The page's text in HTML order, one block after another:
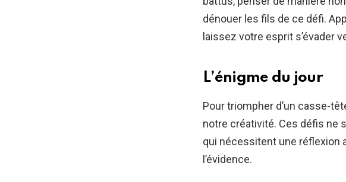
dénouer les fils de ce défi.
laissez votre esprit s’évader
L’énigme du jour
Pour triompher d’un casse-
notre créativité. Ces défis ne
qui nécessitent une réflexion
l’évidence.